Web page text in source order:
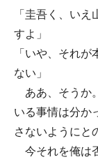
「圭吾く、い
すよ」
「いや、それ
ない」
ああ、そうか
いる事情は分か
さないようにと
今それを俺は